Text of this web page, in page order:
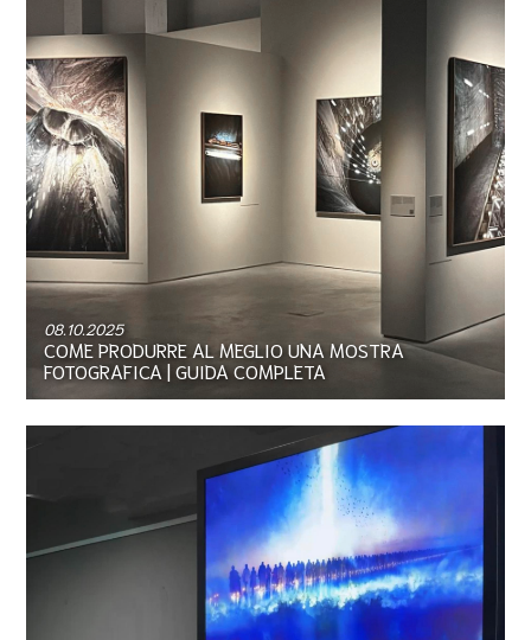
08.10.2025
COME PRODURRE AL MEGLIO UNA MOSTRA
FOTOGRAFICA | GUIDA COMPLETA